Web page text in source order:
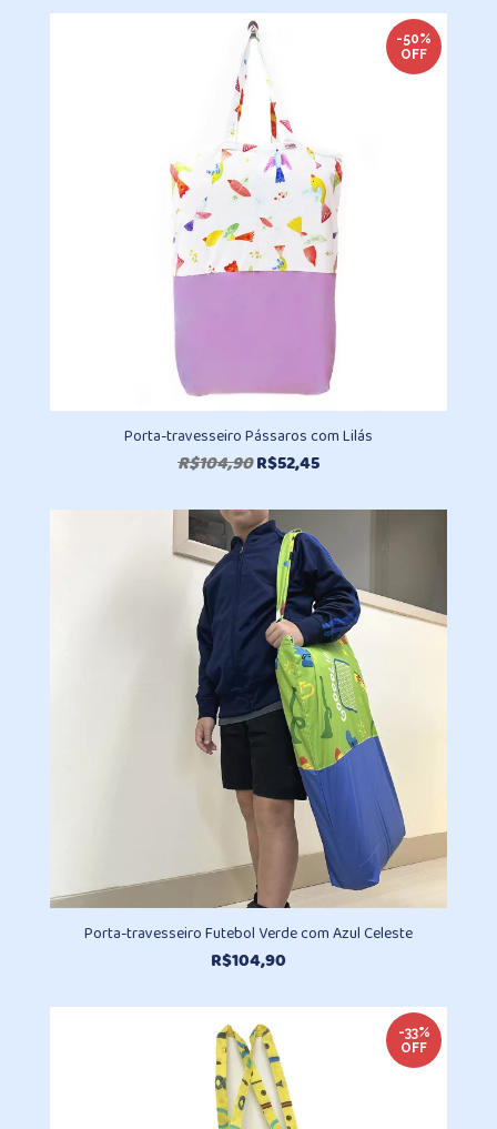
original
era:
R$104,90.
atual
R$69,90.
-50%
OFF
Porta-travesseiro Pássaros com Lilás
R$104,90O
original
era:
R$104,90.
R$52,45O
atual
é:
R$52,45.
Porta-travesseiro Futebol Verde com Azul Celeste
R$104,90
-33%
OFF